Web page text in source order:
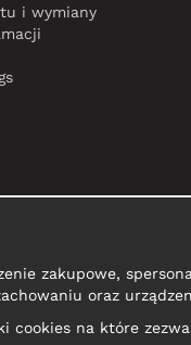
i wymiany
zakupowe,
oraz
na które